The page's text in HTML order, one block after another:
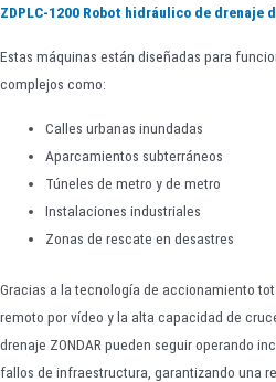
ZDPLC-1200 Robot hidráulico de drenaje
Estas máquinas están diseñadas para
complejos como:
Calles urbanas inundadas
Aparcamientos subterráneos
Túneles de metro y de metro
Instalaciones industriales
Zonas de rescate en desastres
Gracias a la tecnología de accionamiento
remoto por vídeo y la alta capacidad de
drenaje ZONDAR pueden seguir operando
fallos de infraestructura, garantizando una